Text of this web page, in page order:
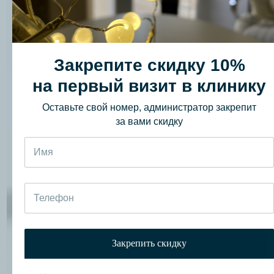
Закрепите скидку 10%
на первый визит в клинику
Оставьте свой номер, администратор закрепит
за вами скидку
Закрепить скидку
Ответит на все интересующие
вопросы
Укажите ваши
контактные данные
условия передачи информации
Закрепить скидку 10%